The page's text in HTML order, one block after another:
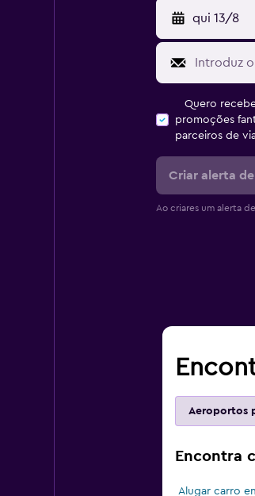
qui 13/8
Quero
promoções
parceiros de
Criar alerta
Ao criares um alerta
Aeroportos
Encontra
Alugar carro